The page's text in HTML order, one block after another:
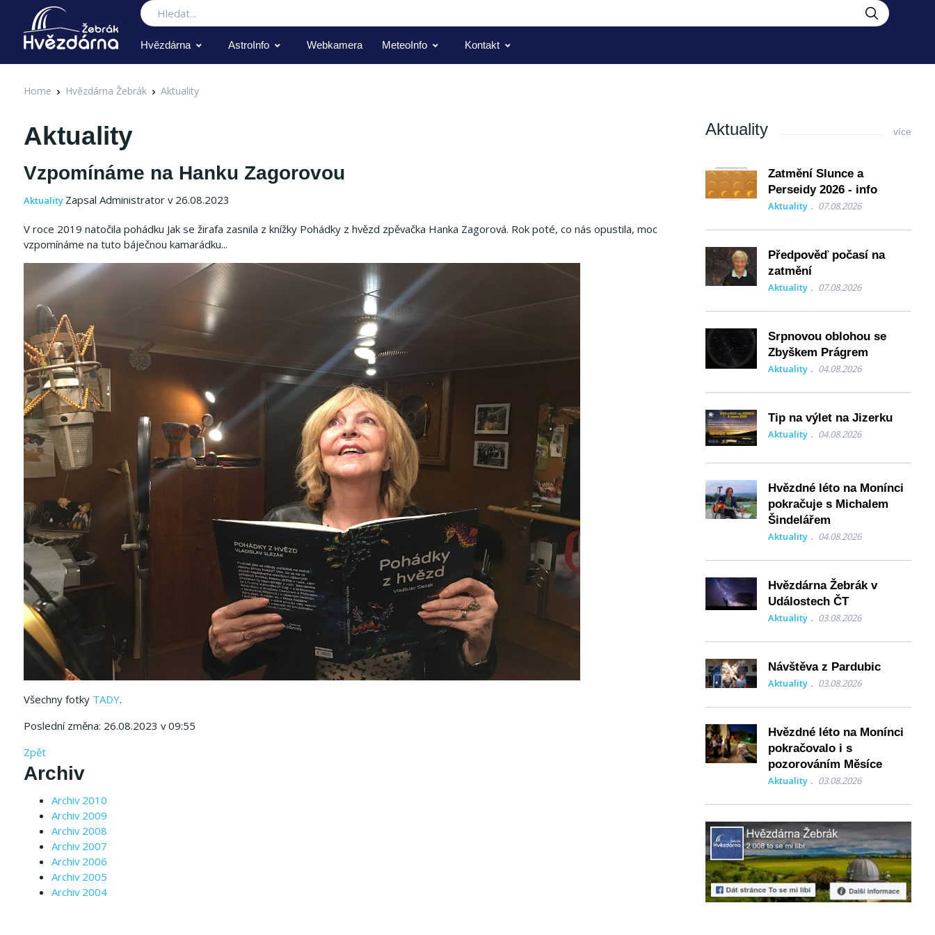
Hledat
Hvězdárna AstroInfo Webkamera MeteoInfo Kontakt
Home Hvězdárna Žebrák Aktuality
Aktuality
Vzpomínáme na Hanku Zagorovou
Aktuality Zapsal Administrator v 26.08.2023
V roce 2019 natočila pohádku Jak se žirafa zasnila z knížky Pohádky z hvězd zpěvačka Hanka Zagorová. Rok poté, co nás opustila, moc
vzpomínáme na tuto báječnou kamarádku...
Všechny fotky TADY.
Poslední změna: 26.08.2023 v 09:55
Zpět
Archiv
Archiv 2010
Archiv 2009
Archiv 2008
Archiv 2007
Archiv 2006
Archiv 2005
Archiv 2004
Aktuality více
Zatmění Slunce a
Perseidy 2026 - info
Aktuality 07.08.2026
Předpověď počasí na
zatmění
Aktuality 07.08.2026
Srpnovou oblohou se
Zbyškem Prágrem
Aktuality 04.08.2026
Tip na výlet na Jizerku
Aktuality 04.08.2026
Hvězdné léto na Monínci
pokračuje s Michalem
Šindelářem
Aktuality 04.08.2026
Hvězdárna Žebrák v
Událostech ČT
Aktuality 03.08.2026
Návštěva z Pardubic
Aktuality 03.08.2026
Hvězdné léto na Monínci
pokračovalo i s
pozorováním Měsíce
Aktuality 03.08.2026